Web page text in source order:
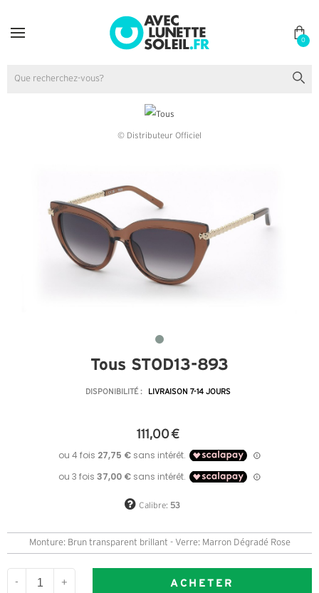
0
© Distributeur Officiel
Tous STOD13-893
DISPONIBILITÉ : LIVRAISON 7-14 JOURS
111,00 €
Calibre: 53
Monture: Brun transparent brillant - Verre: Marron Dégradé Rose
- + ACHETER